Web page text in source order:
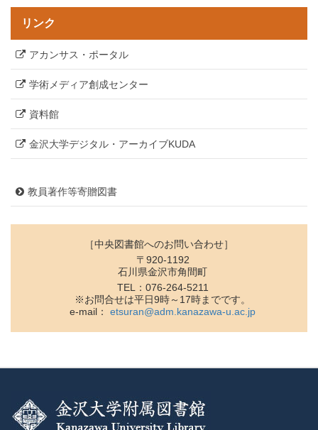
リンク
アカンサス・ポータル
学術メディア創成センター
資料館
金沢大学デジタル・アーカイブKUDA
教員著作等寄贈図書
［中央図書館へのお問い合わせ］
〒920-1192
石川県金沢市角間町
TEL：076-264-5211
※お問合せは平日9時～17時までです。
e-mail： etsuran@adm.kanazawa-u.ac.jp